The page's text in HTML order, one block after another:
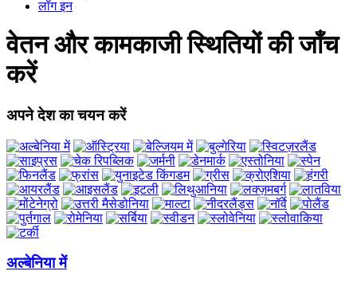
लॉग इन
वेतन और कामकाजी स्थितियों की जाँच
करें
अपने देश का चयन करें
अल्बेनिया में